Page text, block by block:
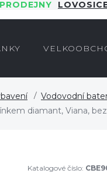
Vodovodní
diamant, Viana,
Katalogové číslo: